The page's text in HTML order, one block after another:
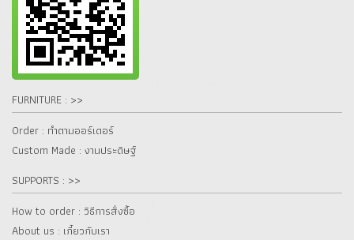
FURNITURE : >>
Order : ทำตามออร์เดอร์
Custom Made : งานประดิษฐ์
SUPPORTS : >>
How to order : วิธีการสั่งซื้อ
About us : เกี๋ยวกับเรา